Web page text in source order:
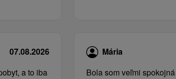
07.08.2026
a to iba
Mária
Bola som veľmi